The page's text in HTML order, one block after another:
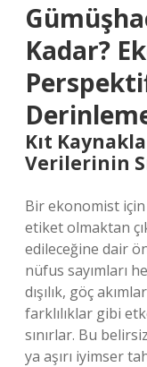
Kadar?
Kıt
Verilerinin
Bir ekonomist
etiket olmaktan
edileceğine dair
nüfus sayımları
dışılık, göç
farklılıklar gibi
sınırlar. Bu
ya aşırı iyimser